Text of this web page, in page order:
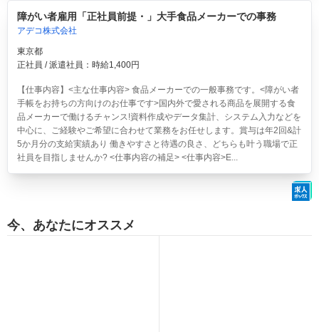
障がい者雇用「正社員前提・」大手食品メーカーでの事務
アデコ株式会社
東京都
正社員 / 派遣社員：時給1,400円
【仕事内容】<主な仕事内容> 食品メーカーでの一般事務です。<障がい者
手帳をお持ちの方向けのお仕事です>国内外で愛される商品を展開する食
品メーカーで働けるチャンス!資料作成やデータ集計、システム入力などを
中心に、ご経験やご希望に合わせて業務をお任せします。賞与は年2回&計
5か月分の支給実績あり 働きやすさと待遇の良さ、どちらも叶う職場で正
社員を目指しませんか? <仕事内容の補足> <仕事内容>E...
今、あなたにオススメ